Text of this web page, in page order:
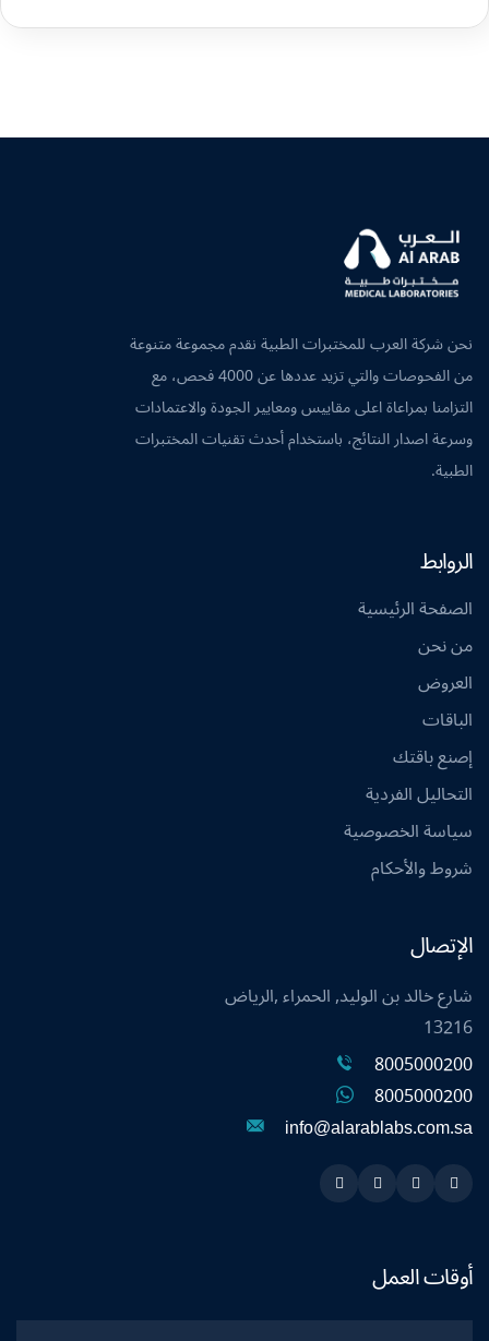
نحن شركة العرب للمختبرات الطبية نقدم مجموعة متنوعة
من الفحوصات والتي تزيد عددها عن 4000 فحص، مع
التزامنا بمراعاة اعلى مقاييس ومعايير الجودة والاعتمادات
وسرعة اصدار النتائج، باستخدام أحدث تقنيات المختبرات
الطبية.
الروابط
الصفحة الرئيسية
من نحن
العروض
الباقات
إصنع باقتك
التحاليل الفردية
سياسة الخصوصية
شروط والأحكام
الإتصال
شارع خالد بن الوليد, الحمراء ,الرياض
13216
8005000200
8005000200
info@alarablabs.com.sa
Snapchat
Twitter
Linkedin
Instagram
أوقات العمل